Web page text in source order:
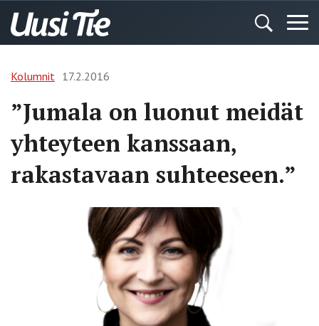
Kolumnit 17.2.2016
”Jumala on luonut meidät
yhteyteen kanssaan,
rakastavaan suhteeseen.”